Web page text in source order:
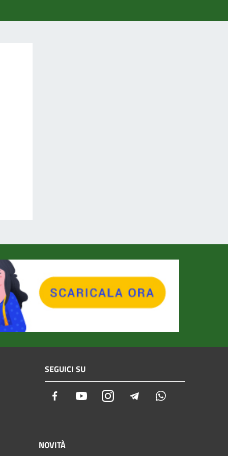
SEGUICI SU
Facebook YoutubeInstagramTelegram
NOVITÀ